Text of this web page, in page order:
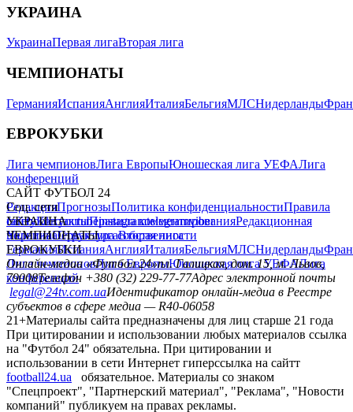
УКРАИНА
УкраинаПервая лигаВторая лига
ЧЕМПИОНАТЫ
ГерманияИспанияАнглияИталияБельгияМЛСНидерланды
ЕВРОКУБКИ
Лига чемпионовЛига ЕвропыЮношеская лига УЕФАЛига
конференций
САЙТ ФУТБОЛ 24
РедакцияПрогнозыПолитика конфиденциальностиПравила
сайтуКонтактыПравила комментированияРедакционная
политикаСтруктура собственности
Соц. сети
facebookxyoutubeinstagramtelegramviber
УКРАИНА
УкраинаПервая лигаВторая лига
ЧЕМПИОНАТЫ
ГерманияИспанияАнглияИталияБельгияМЛСНидерланды
ЕВРОКУБКИ
Лига чемпионовЛига ЕвропыЮношеская лига УЕФАЛига
конференций
Онлайн-медиа «Футбол 24»пл. Галицкая, дом. 15, м. Львов,
79008Телефон +380 (32) 229-77-77Адрес электронной почты
legal@24tv.com.uaИдентификатор онлайн-медиа в Реестре
субъектов в сфере медиа — R40-06058
21+Материалы сайта предназначены для лиц старше 21 года
При цитировании и использовании любых материалов ссылка
на "Футбол 24" обязательна. При цитировании и
использовании в сети Интернет гиперссылка на сайтт
football24.ua
обязательное. Материалы со знаком
"Спецпроект", "Партнерский материал", "Реклама", "Новости
компаний" публикуем на правах рекламы.